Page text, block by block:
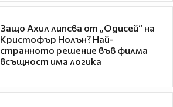
Защо Ахил липсва от „Одисей“ на
Кристофър Нолън? Най-
странното решение във филма
всъщност има логика